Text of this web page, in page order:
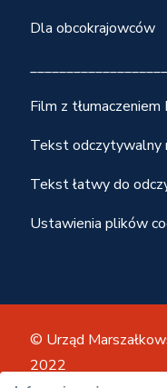
Dla obcokrajowców
Film z tłumaczeniem
Tekst odczytywalny
Tekst łatwy do
Ustawienia plików
© Urząd
2022